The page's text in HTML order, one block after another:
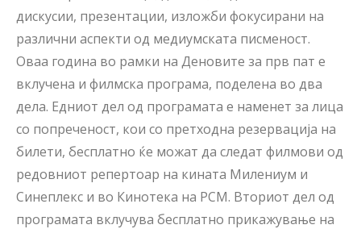
дискусии, презентации, изложби фокусирани на
различни аспекти од медиумската писменост.
Оваа година во рамки на Деновите за прв пат е
вклучена и филмска програма, поделена во два
дела. Едниот дел од програмата е наменет за лица
со попреченост, кои со претходна резервација на
билети, бесплатно ќе можат да следат филмови од
редовниот репертоар на кината Милениум и
Синеплекс и во Кинотека на РСМ. Вториот дел од
програмата вклучува бесплатно прикажување на